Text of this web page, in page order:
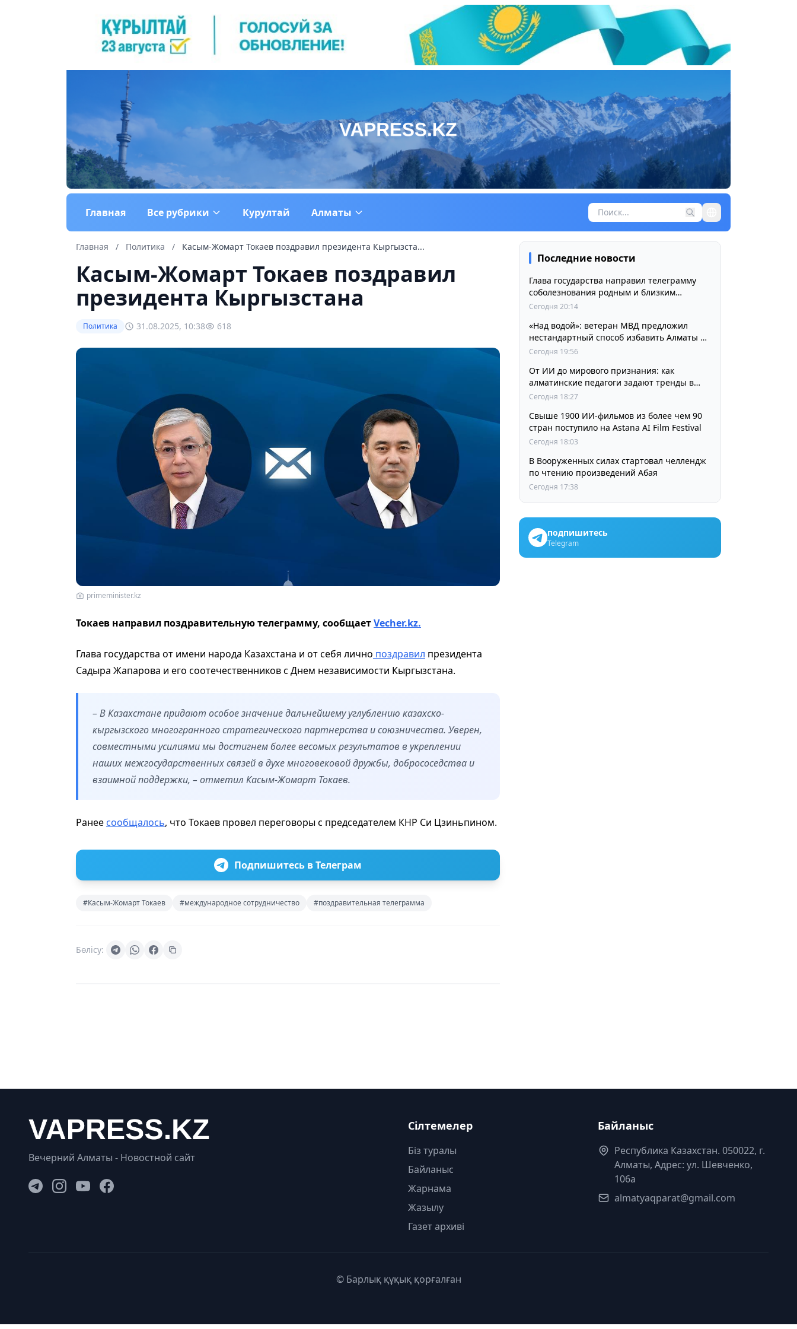
Главная Все рубрики Курултай Алматы
Главная / Политика / Касым-Жомарт Токаев поздравил президента Кыргызста...
Касым-Жомарт Токаев поздравил
президента Кыргызстана
Политика 31.08.2025, 10:38 618
primeminister.kz
Токаев направил поздравительную телеграмму, сообщаетVecher.kz.
Глава государства от имени народа Казахстана и от себя лично поздравил президента
Садыра Жапарова и его соотечественников с Днем независимости Кыргызстана.
– В Казахстане придают особое значение дальнейшему углублению казахско-
кыргызского многогранного стратегического партнерства и союзничества. Уверен,
совместными усилиями мы достигнем более весомых результатов в укреплении
наших межгосударственных связей в духе многовековой дружбы, добрососедства и
взаимной поддержки, – отметил Касым-Жомарт Токаев.
Ранее сообщалось, что Токаев провел переговоры с председателем КНР Си Цзиньпином.
Подпишитесь в Телеграм
#Касым-Жомарт Токаев #международное сотрудничество #поздравительная телеграмма
Бөлісу:
Последние новости
Глава государства направил телеграмму
соболезнования родным и близким
выдающегося кинорежиссера Ардака
Сегодня 20:14
«Над водой»: ветеран МВД предложил
нестандартный способ избавить Алматы от
пробок и смога
Сегодня 19:56
От ИИ до мирового признания: как
алматинские педагоги задают тренды в
изучении языков
Сегодня 18:27
Свыше 1900 ИИ-фильмов из более чем 90
стран поступило на Astana AI Film Festival
Сегодня 18:03
В Вооруженных силах стартовал челлендж
по чтению произведений Абая
Сегодня 17:38
подпишитесь
Telegram
Вечерний Алматы - Новостной сайт
Сілтемелер
Біз туралы
Байланыс
Жарнама
Жазылу
Газет архиві
Байланыс
Республика Казахстан. 050022, г.
Алматы, Адрес: ул. Шевченко,
106а
almatyaqparat@gmail.com
© Барлық құқық қорғалған